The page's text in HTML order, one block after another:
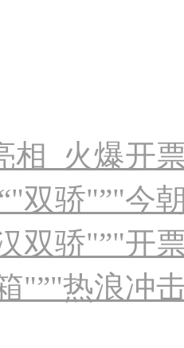
相 火爆开
“ 双骄 ” 今
双骄 ” 开
” 热浪冲